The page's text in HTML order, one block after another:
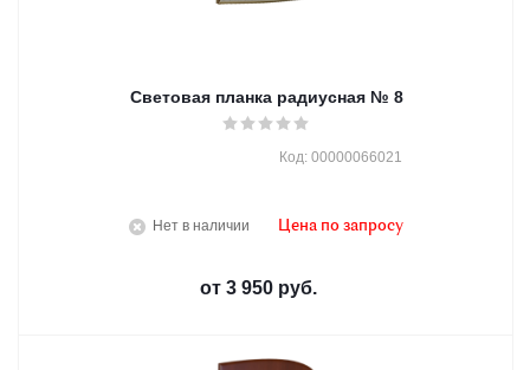
Световая планка радиусная № 8
Нет в наличии
Код: 00000066021
Цена по запросу
от 3 950 руб.